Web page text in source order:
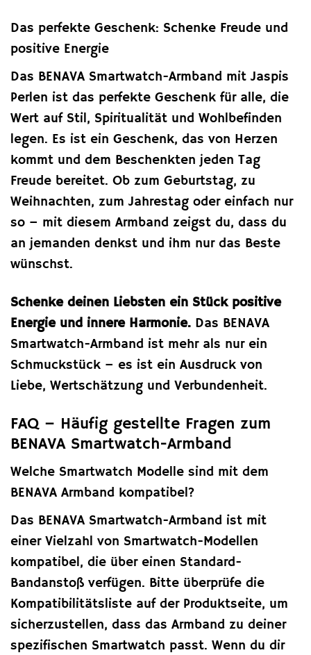
Das perfekte Geschenk: Schenke Freude und
positive Energie
Das BENAVA Smartwatch-Armband mit Jaspis
Perlen ist das perfekte Geschenk für alle, die
Wert auf Stil, Spiritualität und Wohlbefinden
legen. Es ist ein Geschenk, das von Herzen
kommt und dem Beschenkten jeden Tag
Freude bereitet. Ob zum Geburtstag, zu
Weihnachten, zum Jahrestag oder einfach nur
so – mit diesem Armband zeigst du, dass du
an jemanden denkst und ihm nur das Beste
wünschst.
Schenke deinen Liebsten ein Stück positive
Energie und innere Harmonie. Das BENAVA
Smartwatch-Armband ist mehr als nur ein
Schmuckstück – es ist ein Ausdruck von
Liebe, Wertschätzung und Verbundenheit.
FAQ – Häufig gestellte Fragen zum
BENAVA Smartwatch-Armband
Welche Smartwatch Modelle sind mit dem
BENAVA Armband kompatibel?
Das BENAVA Smartwatch-Armband ist mit
einer Vielzahl von Smartwatch-Modellen
kompatibel, die über einen Standard-
Bandanstoß verfügen. Bitte überprüfe die
Kompatibilitätsliste auf der Produktseite, um
sicherzustellen, dass das Armband zu deiner
spezifischen Smartwatch passt. Wenn du dir